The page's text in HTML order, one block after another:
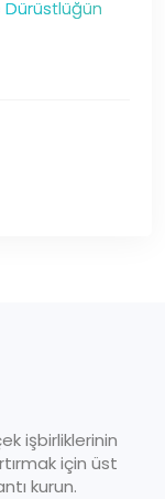
Dürüstlüğün
işbirliklerinin
için üst
kurun.